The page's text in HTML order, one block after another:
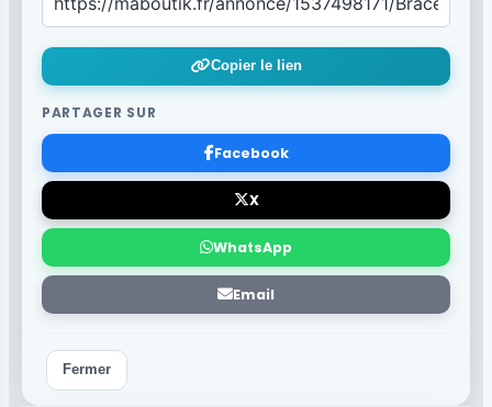
Copier le lien
PARTAGER SUR
Facebook
X
WhatsApp
Email
Fermer